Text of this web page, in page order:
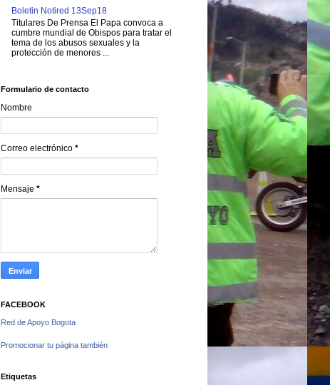
Boletin Notired 13Sep18
Titulares De Prensa El Papa convoca a
cumbre mundial de Obispos para tratar el
tema de los abusos sexuales y la
protección de menores ...
Formulario de contacto
Nombre
Correo electrónico *
Mensaje *
FACEBOOK
Red de Apoyo Bogota
Promocionar tu página también
Etiquetas